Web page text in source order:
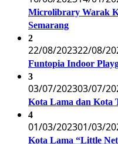
Microlibrary Warak
Semarang
2
22/08/202322/08/
Funtopia Indoor
3
03/07/202303/07/
Kota Lama dan Kota
4
01/03/202301/03/
Kota Lama “Little